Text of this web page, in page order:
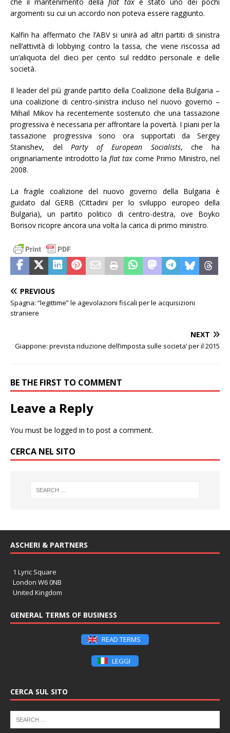
argomenti su cui un accordo non poteva essere raggiunto.
Kalfin ha affermato che l’ABV si unirà ad altri partiti di sinistra
nell’attività di lobbying contro la tassa, che viene riscossa ad
un’aliquota del dieci per cento sul reddito personale e delle
società.
Il leader del più grande partito della Coalizione della Bulgaria –
una coalizione di centro-sinistra incluso nel nuovo governo –
Mihail Mikov ha recentemente sostenuto che una tassazione
progressiva è necessaria per affrontare la povertà. I piani per la
tassazione progressiva sono ora supportati da Sergey
Stanishev, delParty of European Socialists, che ha
originariamente introdotto la flat tax come Primo Ministro, nel
2008.
La fragile coalizione del nuovo governo della Bulgaria è
guidato dal GERB (Cittadini per lo sviluppo europeo della
Bulgaria), un partito politico di centro-destra, ove Boyko
Borisov ricopre ancora una volta la carica di primo ministro.
PREVIOUS
Spagna: “legittime” le agevolazioni fiscali per le acquisizioni
straniere
NEXT
Giappone: prevista riduzione dell’imposta sulle societa’ per il 2015
BE THE FIRST TO COMMENT
Leave a Reply
You must be logged in to post a comment.
CERCA NEL SITO
ASCHERI & PARTNERS
1 Lyric Square
London W6 0NB
United Kingdom
GENERAL TERMS OF BUSINESS
READ TERMS
LEGGI
CERCA SUL SITO